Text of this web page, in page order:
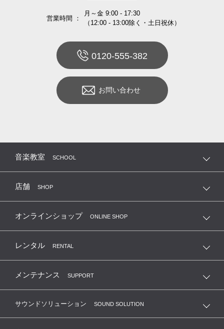
営業時間 ：
月～金 9:00 - 17:30
（12:00 - 13:00除く・土日祝休）
0120-555-382
お問い合わせ
音楽教室 SCHOOL
店舗 SHOP
オンラインショップ ONLINE SHOP
レンタル RENTAL
メンテナンス SUPPORT
サウンドソリューション SOUND SOLUTION